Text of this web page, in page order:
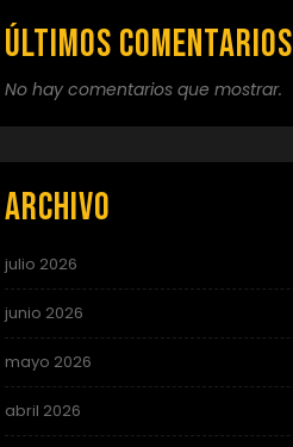
Últimos comentarios
No hay comentarios que mostrar.
Archivo
julio 2026
junio 2026
mayo 2026
abril 2026